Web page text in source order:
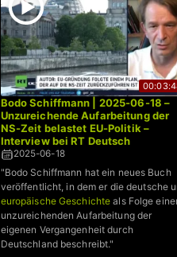
Bodo Schiffmann | 2025-06-18 –
Unzureichende Aufarbeitung der
NS-Zeit belastet EU-Politik –
Interview bei RT Deutsch
2025-06-18
"Bodo Schiffmann hat ein neues Buch
veröffentlicht, in dem er die deutsche
europäische Geschichte als Folge
unzureichenden Aufarbeitung der
eigenen Vergangenheit durch
Deutschland beschreibt."